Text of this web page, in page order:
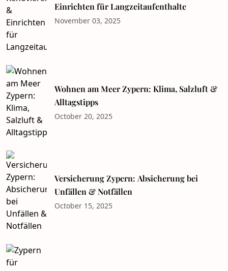
Einrichten für Langzeitaufenthalte
November 03, 2025
Wohnen am Meer Zypern: Klima, Salzluft &
Alltagstipps
October 20, 2025
Versicherung Zypern: Absicherung bei
Unfällen & Notfällen
October 15, 2025